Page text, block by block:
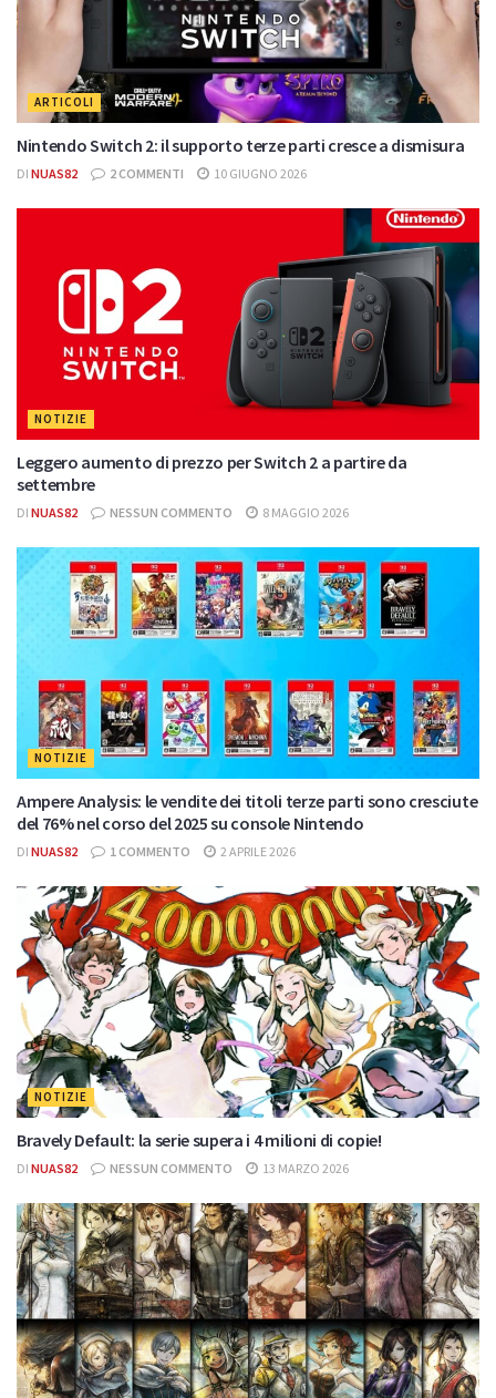
ARTICOLI
Nintendo Switch 2: il supporto terze parti cresce a dismisura
DI NUAS82 2 COMMENTI 10 GIUGNO 2026
NOTIZIE
Leggero aumento di prezzo per Switch 2 a partire da
settembre
DI NUAS82 NESSUN COMMENTO 8 MAGGIO 2026
NOTIZIE
Ampere Analysis: le vendite dei titoli terze parti sono cresciute
del 76% nel corso del 2025 su console Nintendo
DI NUAS82 1 COMMENTO 2 APRILE 2026
NOTIZIE
Bravely Default: la serie supera i 4 milioni di copie!
DI NUAS82 NESSUN COMMENTO 13 MARZO 2026